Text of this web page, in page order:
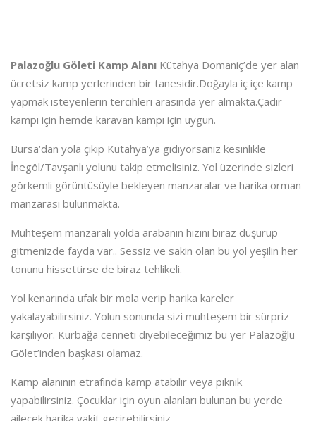
Palazoğlu Göleti Kamp Alanı Kütahya Domaniç’de yer alan
ücretsiz kamp yerlerinden bir tanesidir.Doğayla iç içe kamp
yapmak isteyenlerin tercihleri arasında yer almakta.Çadır
kampı için hemde karavan kampı için uygun.
Bursa‘dan yola çıkıp Kütahya’ya gidiyorsanız kesinlikle
İnegöl/Tavşanlı yolunu takip etmelisiniz. Yol üzerinde sizleri
görkemli görüntüsüyle bekleyen manzaralar ve harika orman
manzarası bulunmakta.
Muhteşem manzaralı yolda arabanın hızını biraz düşürüp
gitmenizde fayda var.. Sessiz ve sakin olan bu yol yeşilin her
tonunu hissettirse de biraz tehlikeli.
Yol kenarında ufak bir mola verip harika kareler
yakalayabilirsiniz. Yolun sonunda sizi muhteşem bir sürpriz
karşılıyor. Kurbağa cenneti diyebileceğimiz bu yer Palazoğlu
Gölet’inden başkası olamaz.
Kamp alanının etrafında kamp atabilir veya piknik
yapabilirsiniz. Çocuklar için oyun alanları bulunan bu yerde